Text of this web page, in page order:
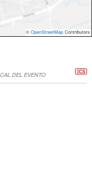
© OpenStreetMap Contributors
DEL EVENTO